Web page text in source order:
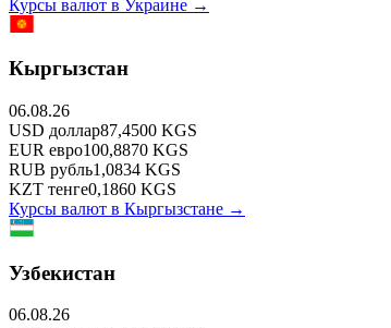
Курсы валют в Украине →
Кыргызстан
06.08.26
USD доллар87,4500 KGS
EUR евро100,8870 KGS
RUB рубль1,0834 KGS
KZT тенге0,1860 KGS
Курсы валют в Кыргызстане →
Узбекистан
06.08.26